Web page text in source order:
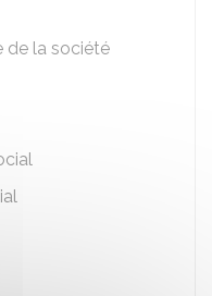
de la société